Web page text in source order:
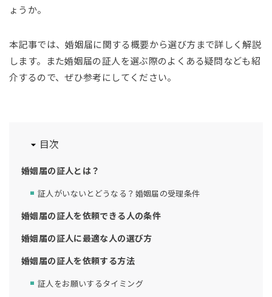
ょうか。
本記事では、婚姻届に関する概要から選び方まで詳しく解説
します。また婚姻届の証人を選ぶ際のよくある疑問なども紹
介するので、ぜひ参考にしてください。
目次
婚姻届の証人とは？
証人がいないとどうなる？婚姻届の受理条件
婚姻届の証人を依頼できる人の条件
婚姻届の証人に最適な人の選び方
婚姻届の証人を依頼する方法
証人をお願いするタイミング